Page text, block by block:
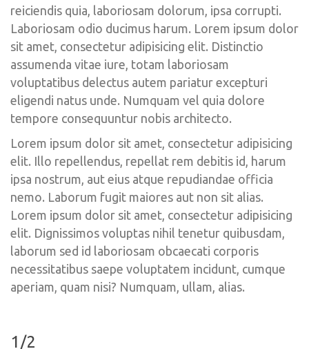
reiciendis quia, laboriosam dolorum, ipsa corrupti.
Laboriosam odio ducimus harum. Lorem ipsum dolor
it amet, consectetur adipisicing elit. Distinctio
assumenda vitae iure, totam laboriosam
voluptatibus delectus autem pariatur excepturi
eligendi natus unde. Numquam vel quia dolore
tempore consequuntur nobis architecto.
Lorem ipsum dolor sit amet, consectetur adipisicing
elit. Illo repellendus, repellat rem debitis id, harum
ipsa nostrum, aut eius atque repudiandae officia
nemo. Laborum fugit maiores aut non sit alias.
Lorem ipsum dolor sit amet, consectetur adipisicing
elit. Dignissimos voluptas nihil tenetur quibusdam,
laborum sed id laboriosam obcaecati corporis
necessitatibus saepe voluptatem incidunt, cumque
aperiam, quam nisi? Numquam, ullam, alias.
1/2